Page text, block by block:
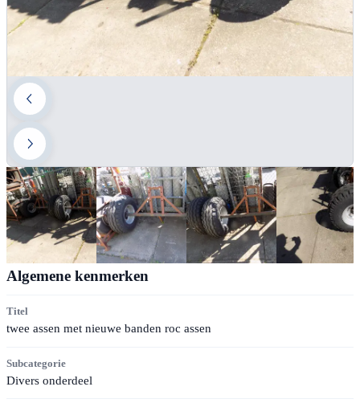
Algemene kenmerken
Titel
twee assen met nieuwe banden roc assen
Subcategorie
Divers onderdeel